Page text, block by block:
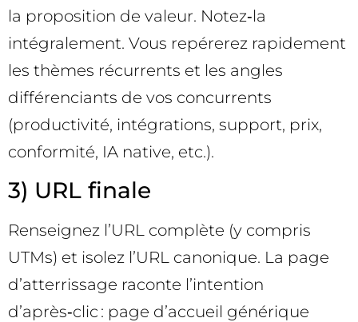
la proposition de valeur. Notez‑la
intégralement. Vous repérerez rapidement
les thèmes récurrents et les angles
différenciants de vos concurrents
(productivité, intégrations, support, prix,
conformité, IA native, etc.).
3) URL finale
Renseignez l’URL complète (y compris
UTMs) et isolez l’URL canonique. La page
d’atterrissage raconte l’intention
d’après‑clic : page d’accueil générique